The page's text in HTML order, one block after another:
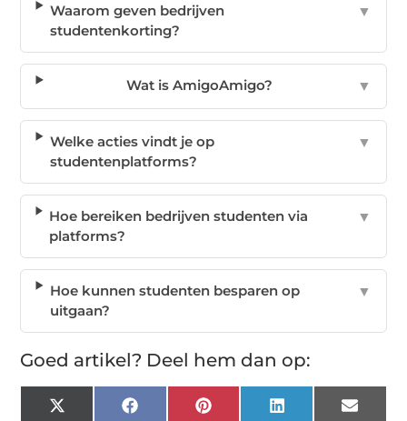
Waarom geven bedrijven
studentenkorting?
▼
Wat is AmigoAmigo? ▼
Welke acties vindt je op
studentenplatforms?
▼
Hoe bereiken bedrijven studenten via
platforms?
▼
Hoe kunnen studenten besparen op
uitgaan?
▼
Goed artikel? Deel hem dan op:
X
FacebookPinterest LinkedIn Email